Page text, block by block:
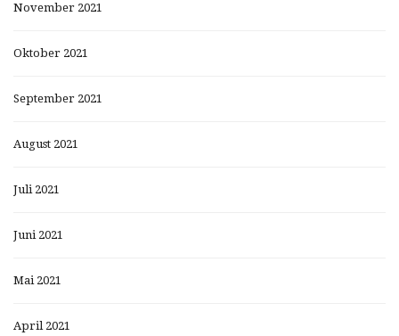
November 2021
Oktober 2021
September 2021
August 2021
Juli 2021
Juni 2021
Mai 2021
April 2021